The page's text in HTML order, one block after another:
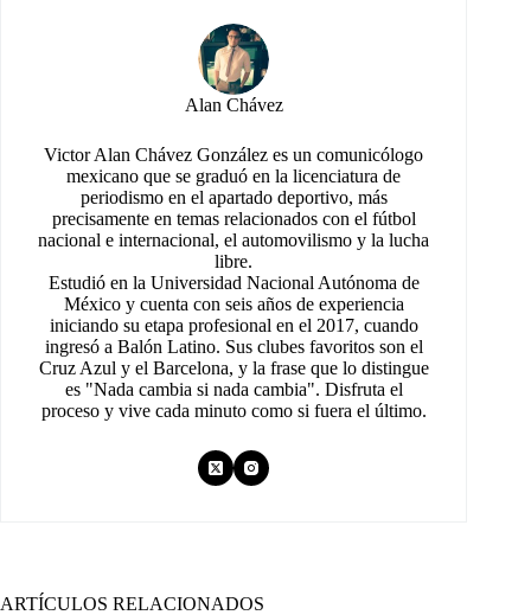
Alan Chávez
Victor Alan Chávez González es un comunicólogo
mexicano que se graduó en la licenciatura de
periodismo en el apartado deportivo, más
precisamente en temas relacionados con el fútbol
nacional e internacional, el automovilismo y la lucha
libre.
Estudió en la Universidad Nacional Autónoma de
México y cuenta con seis años de experiencia
iniciando su etapa profesional en el 2017, cuando
ingresó a Balón Latino. Sus clubes favoritos son el
Cruz Azul y el Barcelona, y la frase que lo distingue
es "Nada cambia si nada cambia". Disfruta el
proceso y vive cada minuto como si fuera el último.
ARTÍCULOS RELACIONADOS